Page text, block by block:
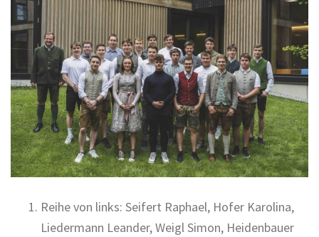
Reihe von links: Seifert Raphael, Hofer Karolina,
Liedermann Leander, Weigl Simon, Heidenbauer